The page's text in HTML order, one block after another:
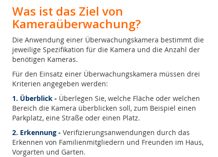
Was ist das Ziel von
Kameraüberwachung?
Die Anwendung einer Überwachungskamera bestimmt die
jeweilige Spezifikation für die Kamera und die Anzahl der
benötigen Kameras.
Für den Einsatz einer Überwachungskamera müssen drei
Kriterien angegeben werden:
1. Überblick - Überlegen Sie, welche Fläche oder welchen
Bereich die Kamera überblicken soll, zum Beispiel einen
Parkplatz, eine Straße oder einen Platz.
2. Erkennung - Verifizierungsanwendungen durch das
Erkennen von Familienmitgliedern und Freunden im Haus,
Vorgarten und Garten.